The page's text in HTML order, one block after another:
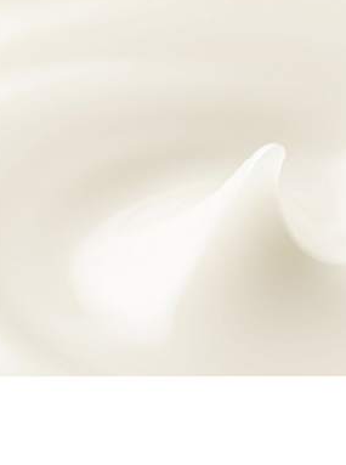
てでもべたべたしないのに、マスク必須